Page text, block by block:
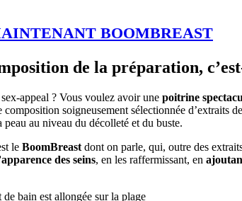
BOOMBREAST
de la préparation,
appeal ? Vous voulez avoir une poitrine
soigneusement sélectionnée d’extraits
au niveau du décolleté et du buste.
le BoomBreast dont on parle, qui, outre des
des seins, en les raffermissant, en